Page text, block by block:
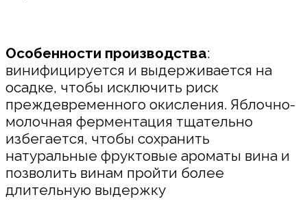
Особенности производства:
винифицируется и выдерживается на
осадке, чтобы исключить риск
преждевременного окисления. Яблочно-
молочная ферментация тщательно
избегается, чтобы сохранить
натуральные фруктовые ароматы вина и
позволить винам пройти более
длительную выдержку